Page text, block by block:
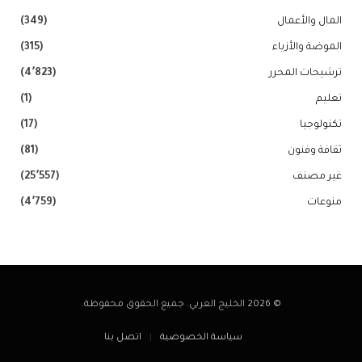
المال والأعمال (349)
الموضة والأزياء (315)
ترشيحات المحرر (4٬823)
تعليم (1)
تكنولوجيا (17)
ثقافة وفنون (81)
غير مصنف (25٬557)
منوعات (4٬759)
© 2026 الخليج العربي. جميع الحقوق محفوظة.
سياسة الخصوصية اتصل بنا